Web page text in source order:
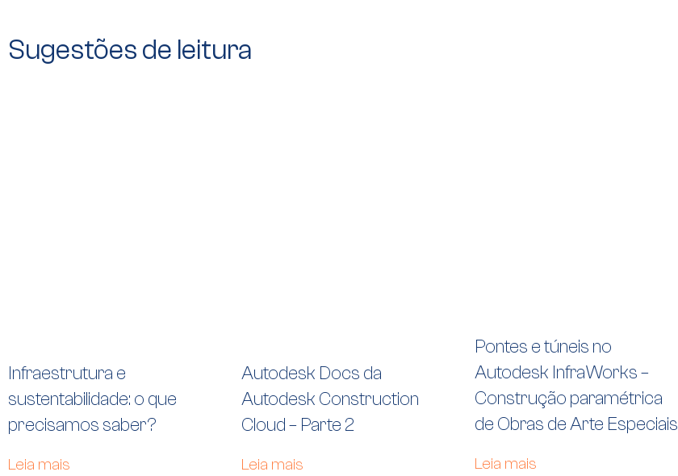
Sugestões de leitura
Infraestrutura e
sustentabilidade: o que
precisamos saber?
Leia mais
Autodesk Docs da
Autodesk Construction
Cloud – Parte 2
Leia mais
Pontes e túneis no
Autodesk InfraWorks –
Construção paramétrica
de Obras de Arte Especiais
Leia mais